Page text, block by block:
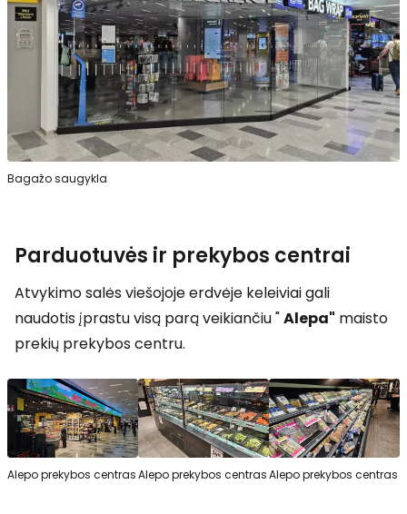
Bagažo saugykla
Parduotuvės ir prekybos centrai
Atvykimo salės viešojoje erdvėje keleiviai gali
naudotis įprastu visą parą veikiančiu "Alepa" maisto
prekių prekybos centru.
Alepo prekybos centrasAlepo prekybos centrasAlepo prekybos centras